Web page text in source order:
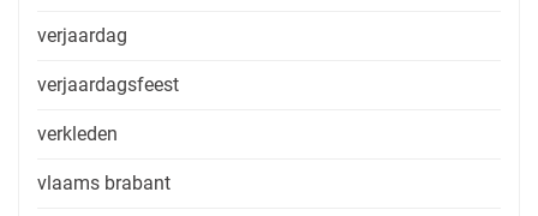
verjaardag
verjaardagsfeest
verkleden
vlaams brabant